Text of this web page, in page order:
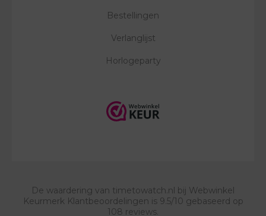
Bestellingen
Verlanglijst
Horlogeparty
De waardering van timetowatch.nl bij Webwinkel
Keurmerk Klantbeoordelingen is 9.5/10 gebaseerd op
108 reviews.